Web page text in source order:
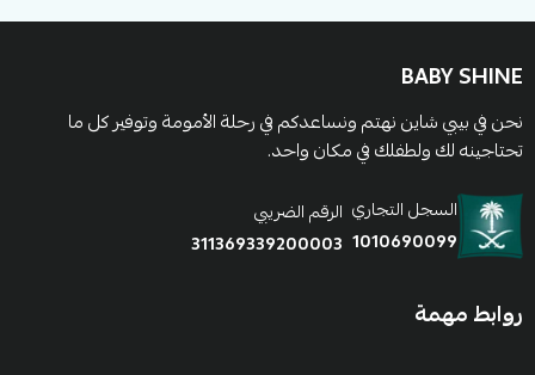
BABY SHINE
نحن في بيبي شاين نهتم ونساعدكم في رحلة الأمومة وتوفير كل ما
تحتاجينه لك ولطفلك في مكان واحد.
السجل التجاري
1010690099
الرقم الضريبي
311369339200003
روابط مهمة